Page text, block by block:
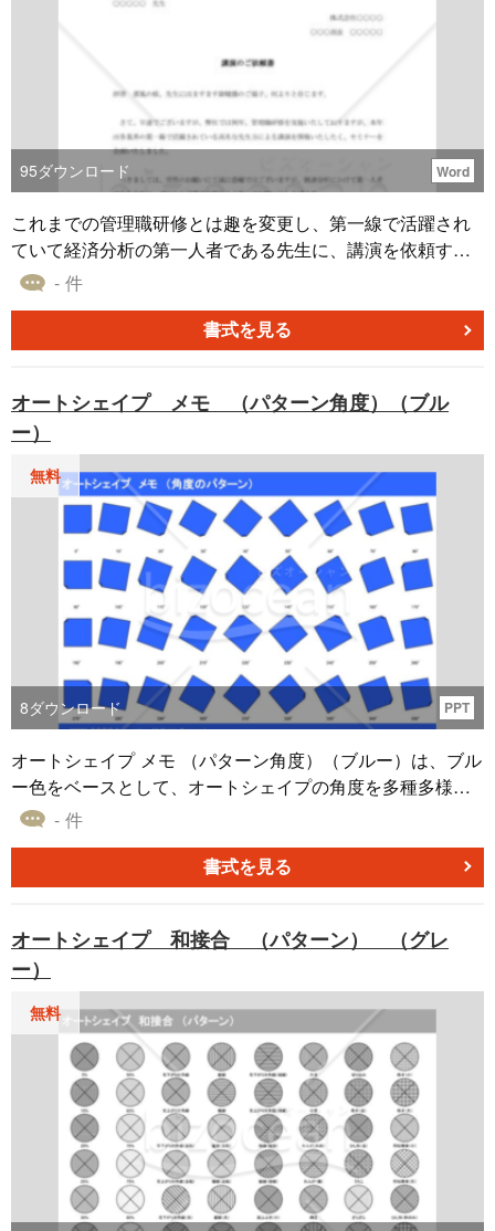
95ダウンロード Word
これまでの管理職研修とは趣を変更し、第一線で活躍され
ていて経済分析の第一人者である先生に、講演を依頼する
旨を伝えるテンプレート書式です。日時や場所、テーマを
- 件
書式を見る
オートシェイプ メモ （パターン角度）（ブル
ー）
無料
8ダウンロード PPT
オートシェイプ メモ （パターン角度）（ブルー）は、ブル
ー色をベースとして、オートシェイプの角度を多種多様な
パターンで展開している素材集となっています。こちらの
るため、プレゼンテーションや文書でさまざまなシチュエ
ーションに応じてご利用いただけます。是非無料でダウン
- 件
書式を見る
オートシェイプ 和接合 （パターン） （グレ
ー）
無料